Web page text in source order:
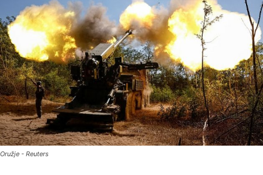
Oružje - Reuters